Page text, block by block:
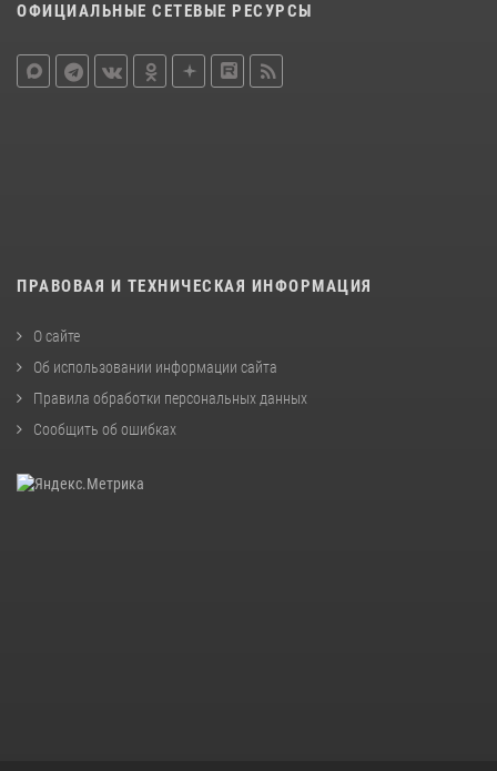
ОФИЦИАЛЬНЫЕ СЕТЕВЫЕ РЕСУРСЫ
ПРАВОВАЯ И ТЕХНИЧЕСКАЯ ИНФОРМАЦИЯ
О сайте
Об использовании информации сайта
Правила обработки персональных данных
Сообщить об ошибках